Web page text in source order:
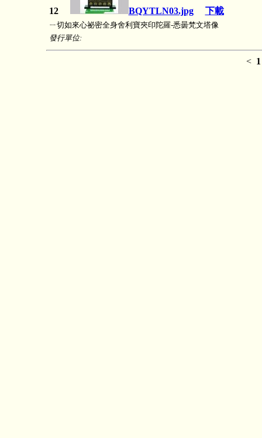
12 BQYTLN03.jpg 下載
ㄧ切如來心祕密全身舍利寶夾印陀羅-悉曇梵文塔像
發行單位:
< 1